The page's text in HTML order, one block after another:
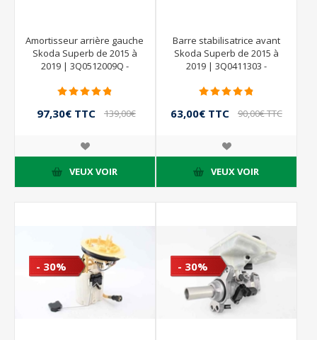
Amortisseur arrière gauche
Skoda Superb de 2015 à
2019 | 3Q0512009Q -
97,30€ TTC
139,00€
VEUX VOIR
Barre stabilisatrice avant
Skoda Superb de 2015 à
2019 | 3Q0411303 -
63,00€ TTC 90,00€ TTC
VEUX VOIR
- 30% - 30%